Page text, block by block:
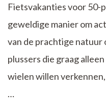
Fietsvakanties voor 50-
geweldige manier om
van de prachtige natuur
plussers die graag
wielen willen
…